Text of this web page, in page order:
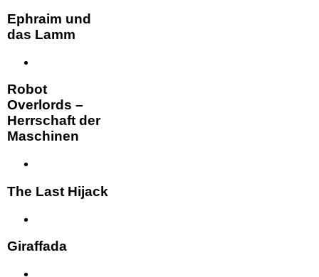
Ephraim und
das Lamm
Robot
Overlords –
Herrschaft der
Maschinen
The Last Hijack
Giraffada